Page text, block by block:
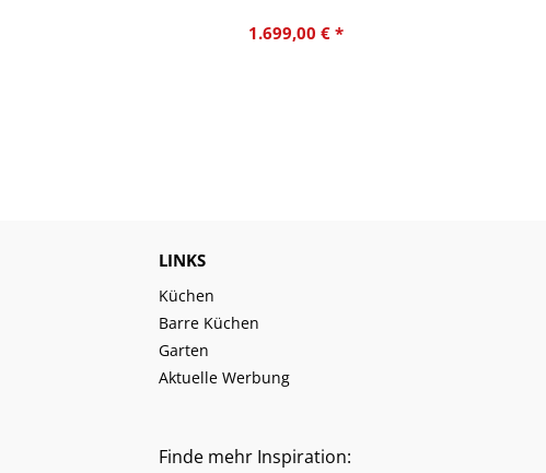
1.699,00 € *
LINKS
Küchen
Barre Küchen
Garten
Aktuelle Werbung
Finde mehr Inspiration: